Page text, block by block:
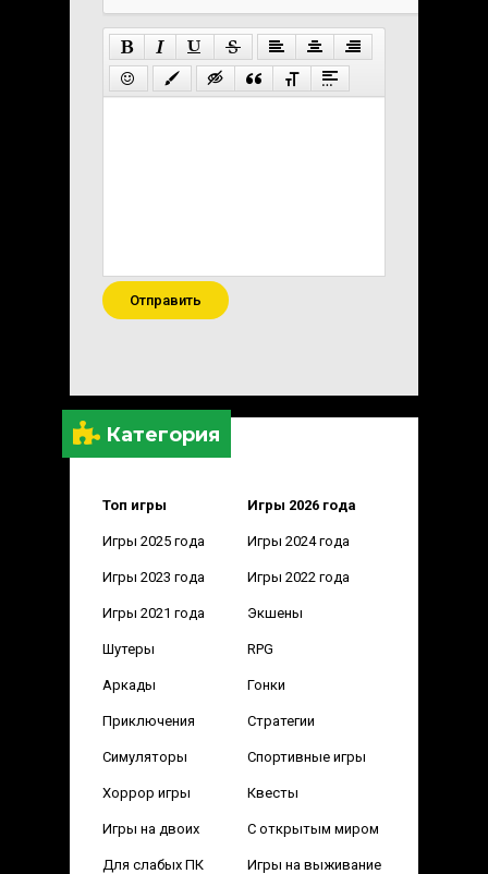
Категория
Топ игры Игры 2026 года
Игры 2025 года Игры 2024 года
Игры 2023 года Игры 2022 года
Игры 2021 года Экшены
Шутеры RPG
Аркады Гонки
Приключения Стратегии
Симуляторы Спортивные игры
Хоррор игры Квесты
Игры на двоих С открытым миром
Для слабых ПК Игры на выживание
Отправить